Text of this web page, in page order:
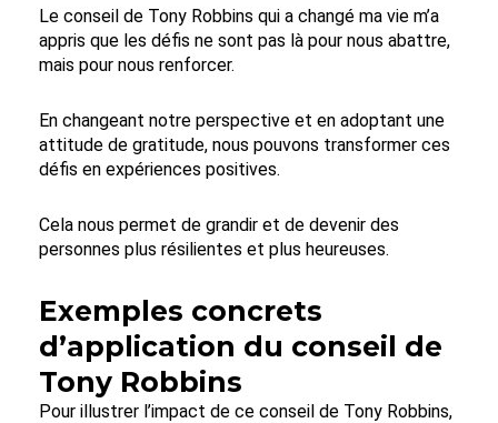
Le conseil de Tony Robbins qui a changé ma vie m’a
appris que les défis ne sont pas là pour nous abattre,
mais pour nous renforcer.
En changeant notre perspective et en adoptant une
attitude de gratitude, nous pouvons transformer ces
défis en expériences positives.
Cela nous permet de grandir et de devenir des
personnes plus résilientes et plus heureuses.
Exemples concrets
d’application du conseil de
Tony Robbins
Pour illustrer l’impact de ce conseil de Tony Robbins,